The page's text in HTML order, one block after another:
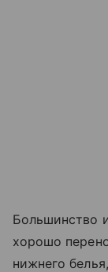
Большинство
хорошо
нижнего